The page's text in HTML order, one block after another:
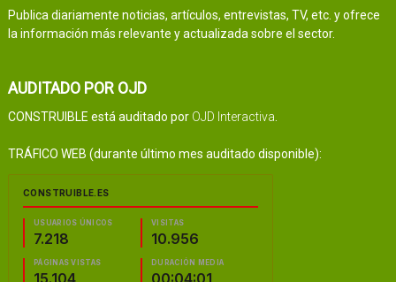
Publica diariamente noticias, artículos, entrevistas, TV, etc. y ofrece
la información más relevante y actualizada sobre el sector.
AUDITADO POR OJD
CONSTRUIBLE está auditado por OJD Interactiva
TRÁFICO WEB (durante último mes auditado disponible):